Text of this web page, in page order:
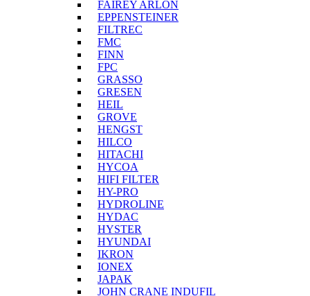
FAIREY ARLON
EPPENSTEINER
FILTREC
FMC
FINN
FPC
GRASSO
GRESEN
HEIL
GROVE
HENGST
HILCO
HITACHI
HYCOA
HIFI FILTER
HY-PRO
HYDROLINE
HYDAC
HYSTER
HYUNDAI
IKRON
IONEX
JAPAK
JOHN CRANE INDUFIL